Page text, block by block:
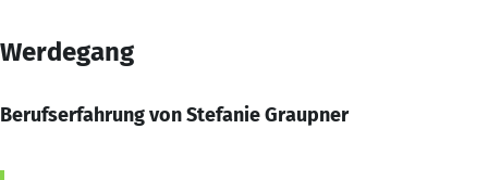
Werdegang
Berufserfahrung von Stefanie Graupner